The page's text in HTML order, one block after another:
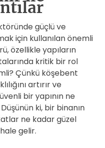
güçlü ve
için kullanılan önemli
özellikle yapıların
kritik bir rol
Çünkü köşebent
artırır ve
bir yapının ne
ki, bir binanın
ne kadar güzel
gelir.